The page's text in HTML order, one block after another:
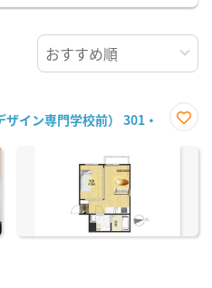
イン専門学校前） 301・
に入